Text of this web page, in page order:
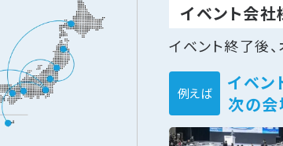
イベント会
イベント終了後
例えば イベン
次の会